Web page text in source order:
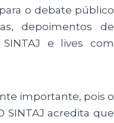
o debate público
depoimentos de
e lives com
importante, pois o
SINTAJ acredita que